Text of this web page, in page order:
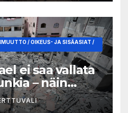
/ OIKEUS- JA SISÄASIAT /
ei saa vallata
– näin
toimia